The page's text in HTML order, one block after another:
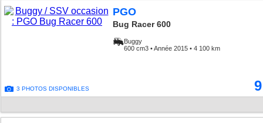
3 PHOTOS DISPONIBLES
PGO
Bug Racer 600
Buggy
600 cm3 • Année 2015 • 4 100 km